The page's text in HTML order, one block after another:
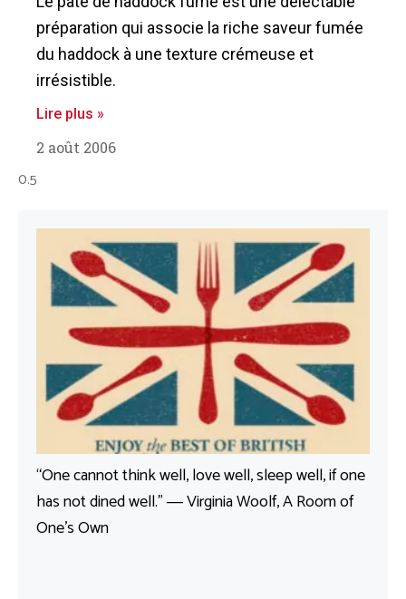
préparation qui associe la riche saveur fumée
du haddock à une texture crémeuse et
irrésistible.
Lire plus »
2 août 2006
“One cannot think well, love well, sleep well, if one
has not dined well.” ― Virginia Woolf, A Room of
One’s Own